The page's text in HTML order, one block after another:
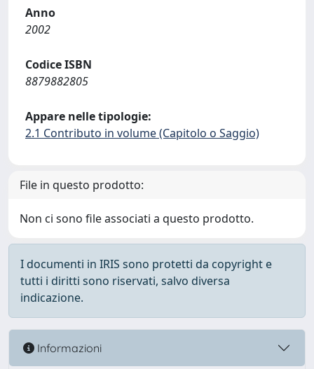
Anno
2002
Codice ISBN
8879882805
Appare nelle tipologie:
2.1 Contributo in volume (Capitolo o Saggio)
File in questo prodotto:
Non ci sono file associati a questo prodotto.
I documenti in IRIS sono protetti da copyright e
tutti i diritti sono riservati, salvo diversa
indicazione.
Informazioni